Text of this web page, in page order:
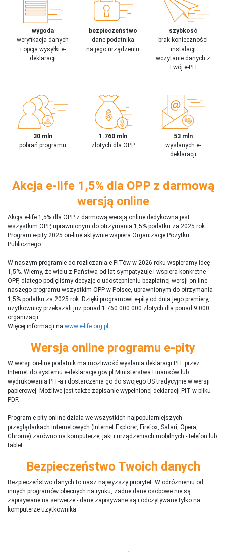
wygoda
weryfikacja danych
i opcja wysyłki e-
deklaracji
bezpieczeństwo
dane podatnika
na jego urządzeniu
szybkość
brak konieczności
instalacji
wczytanie danych z
Twój e-PIT
30 mln
pobrań programu
1.760 mln
złotych dla OPP
53 mln
wysłanych e-
deklaracji
Akcja e-life 1,5% dla OPP z darmową
wersją online
Akcja e-life 1,5% dla OPP z darmową wersją online dedykowna jest
wszystkim OPP, uprawnionym do otrzymania 1,5% podatku za 2025 rok.
Program e-pity 2025 on-line aktywnie wspiera Organizacje Pożytku
Publicznego.
W naszym programie do rozliczania e-PITów w 2026 roku wspieramy ideę
1,5%. Wiemy, że wielu z Państwa od lat sympatyzuje i wspiera konkretne
OPP, dlatego podjęliśmy decyzję o udostępnieniu bezpłatnej wersji on-line
naszego programu wszystkim OPP w Polsce, uprawnionym do otrzymania
1,5% podatku za 2025 rok. Dzięki programowi e-pity od dnia jego premiery,
użytkownicy przekazali już ponad 1 760 000 000 złotych dla ponad 9 000
organizacji.
Więcej informacji na www.e-life.org.pl
Wersja online programu e-pity
W wersji on-line podatnik ma możliwość wysłania deklaracji PIT przez
Internet do systemu e-deklaracje.gov.pl Ministerstwa Finansów lub
wydrukowania PIT-a i dostarczenia go do swojego US tradycyjnie w wersji
papierowej. Możliwe jest także zapisanie wypełnionej deklaracji PIT w pliku
PDF.
Program e-pity online działa we wszystkich najpopularniejszych
przeglądarkach internetowych (Internet Explorer, Firefox, Safari, Opera,
Chrome) zarówno na komputerze, jaki i urządzeniach mobilnych - telefon lub
tablet..
Bezpieczeństwo Twoich danych
Bezpieczeństwo danych to nasz najwyższy priorytet. W odróżnieniu od
innych programów obecnych na rynku, żadne dane osobowe nie są
zapisywane na serwerze - dane zapisywane są i odczytywane tylko na
komputerze użytkownika.